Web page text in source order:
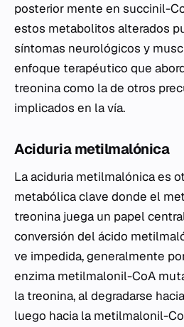
posterior mente en succinil-
estos metabolitos alterados
síntomas neurológicos y
enfoque terapéutico que
treonina como la de otros
implicados en la vía.
Aciduria metilmalónica
La aciduria metilmalónica es
metabólica clave donde el
treonina juega un papel
conversión del ácido
ve impedida, generalmente
enzima metilmalonil-CoA
la treonina, al degradarse
luego hacia la metilmalonil-